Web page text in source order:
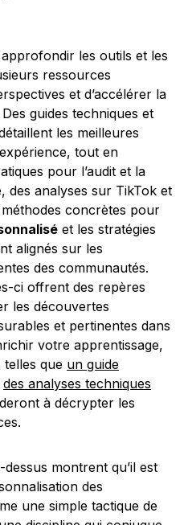
les outils et les
ressources
et d’accélérer la
guides techniques et
les meilleures
tout en
pour l’audit et la
des analyses sur TikTok et
concrètes pour
et les stratégies
alignés sur les
des communautés.
ci offrent des repères
les découvertes
et pertinentes dans
votre apprentissage,
que un guide
des analyses techniques
à décrypter les
montrent qu’il est
des
une simple tactique de